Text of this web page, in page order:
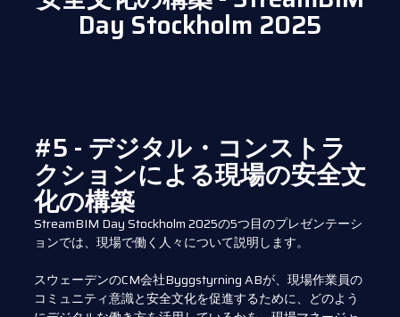
Day Stockholm 2025
#5 - デジタル・コンストラ
クションによる現場の安全文
化の構築
StreamBIM Day Stockholm 2025の5つ目のプレゼンテーシ
ョンでは、現場で働く人々について説明します。
スウェーデンのCM会社Byggstyrning ABが、現場作業員の
コミュニティ意識と安全文化を促進するために、どのよう